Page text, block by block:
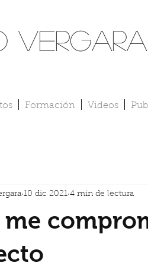
Vergara
Formación Videos
me
10 dic 2021 4 min de lectura